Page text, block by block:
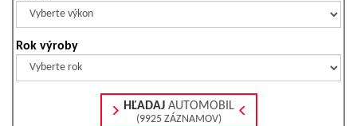
Rok výroby
HĽADAJAUTOMOBIL
(9925 ZÁZNAMOV)